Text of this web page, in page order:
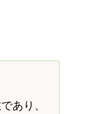
あり、